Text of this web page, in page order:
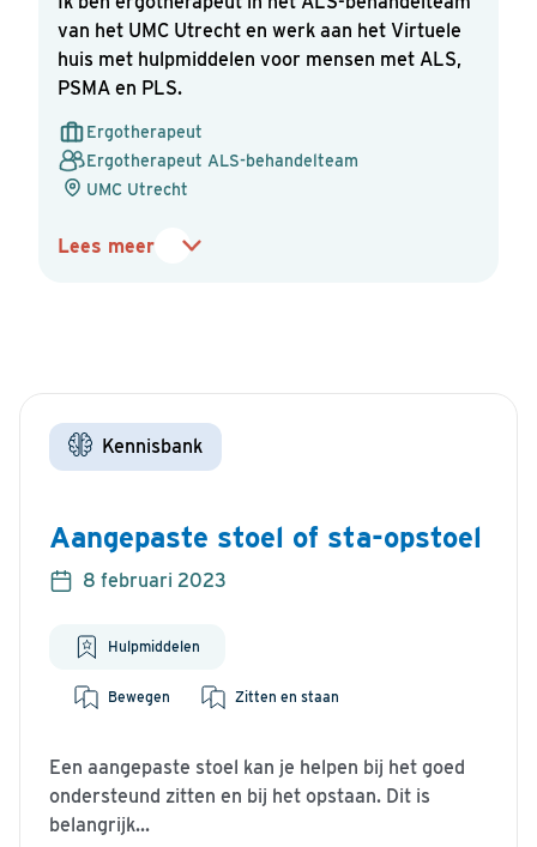
E-mailadres *
JJJJCentrum.
van het UMC Utrecht en werk aan het Virtuele
huis met hulpmiddelen voor mensen met ALS,
PSMA en PLS.
Ergotherapeut
Ergotherapeut ALS-behandelteam
UMC Utrecht
Lees meer
Kennisbank
Aangepaste stoel of sta-opstoel
8 februari 2023
Hulpmiddelen
Bewegen Zitten en staan
Een aangepaste stoel kan je helpen bij het goed
ondersteund zitten en bij het opstaan. Dit is
belangrijk...